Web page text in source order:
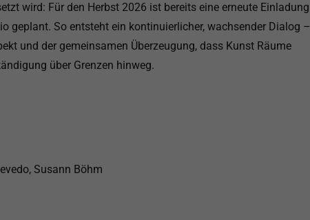
wird: Für den Herbst 2026 ist bereits eine erneute Einladung
geplant. So entsteht ein kontinuierlicher, wachsender Dialog –
und der gemeinsamen Überzeugung, dass Kunst Räume
über Grenzen hinweg.
Susann Böhm